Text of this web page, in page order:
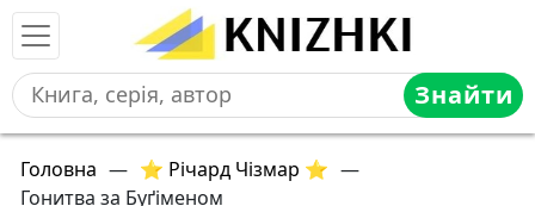
Знайти
Головна — ⭐ Річард Чізмар ⭐ —
Гонитва за Буґіменом